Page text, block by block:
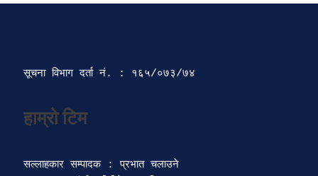
सूचना विभाग दर्ता‍ नं. : १६५/०७३/७४
हाम्रो टिम
सल्लाहकार सम्पादक : प्रभात चलाउने